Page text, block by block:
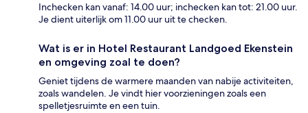
Inchecken kan vanaf: 14.00 uur; inchecken kan tot: 21.00 uur.
Je dient uiterlijk om 11.00 uur uit te checken.
Wat is er in Hotel Restaurant Landgoed Ekenstein
en omgeving zoal te doen?
Geniet tijdens de warmere maanden van nabije activiteiten,
zoals wandelen. Je vindt hier voorzieningen zoals een
spelletjesruimte en een tuin.